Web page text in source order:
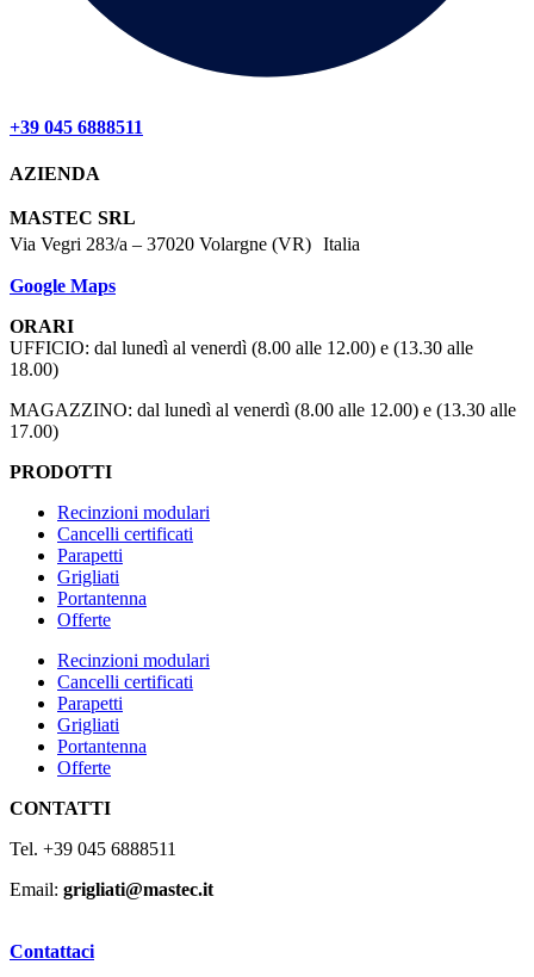
+39 045 6888511
AZIENDA
MASTEC SRL
Via Vegri 283/a – 37020 Volargne (VR) Italia
Google Maps
ORARI
UFFICIO: dal lunedì al venerdì (8.00 alle 12.00) e (13.30 alle
18.00)
MAGAZZINO: dal lunedì al venerdì (8.00 alle 12.00) e (13.30 alle
17.00)
PRODOTTI
Recinzioni modulari
Cancelli certificati
Parapetti
Grigliati
Portantenna
Offerte
Recinzioni modulari
Cancelli certificati
Parapetti
Grigliati
Portantenna
Offerte
CONTATTI
Tel. +39 045 6888511
Email: grigliati@mastec.it
Contattaci